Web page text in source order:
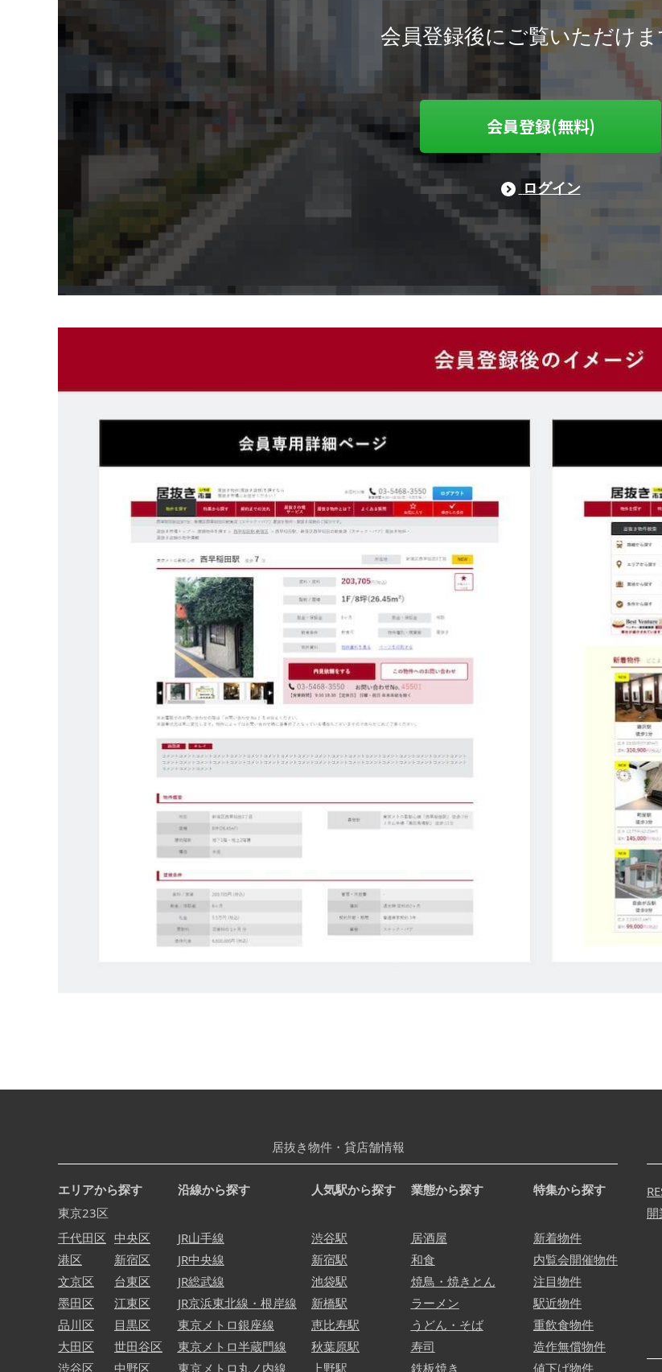
会員登録後にご覧いただけま
会員登録(無料)
ログイン
居抜き物件・貸店舗情報
エリアから探す
東京23区
千代田区
港区
文京区
墨田区
品川区
大田区
渋谷区
中央区
新宿区
台東区
江東区
目黒区
世田谷区
中野区
沿線から探す
JR山手線
JR中央線
JR総武線
JR京浜東北線・根岸線
東京メトロ銀座線
東京メトロ半蔵門線
東京メトロ丸ノ内線
人気駅から探す
渋谷駅
新宿駅
池袋駅
新橋駅
恵比寿駅
秋葉原駅
上野駅
業態から探す
居酒屋
和食
焼鳥・焼きとん
ラーメン
うどん・そば
寿司
鉄板焼き
特集から探す
新着物件
内覧会開催物件
注目物件
駅近物件
重飲食物件
造作無償物件
値下げ物件
開